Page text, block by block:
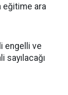
eğitime ara
engelli ve
sayılacağı